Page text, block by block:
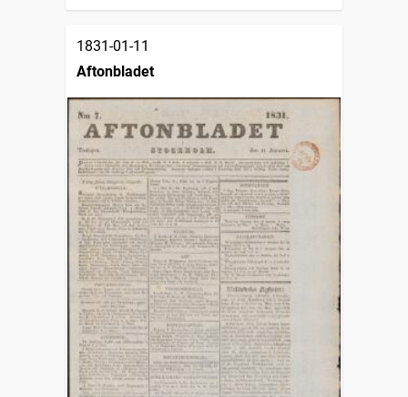
1831-01-11
Aftonbladet